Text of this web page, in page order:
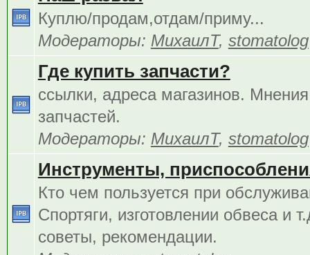
Куплю/продам,отдам/приму...
Модераторы: МихаилТ, stomatolog
Где купить запчасти?
ссылки, адреса магазинов.
запчастей.
Модераторы: МихаилТ, stomatolog
Инструменты,
Кто чем пользуется при
Спортяги, изготовлении обвеса и
советы, рекомендации.